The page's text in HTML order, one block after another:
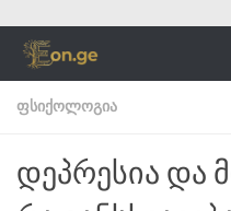
Skip to content
ᲤᲡᲘᲥᲝᲚᲝᲒᲘᲐ
დეპრესია და